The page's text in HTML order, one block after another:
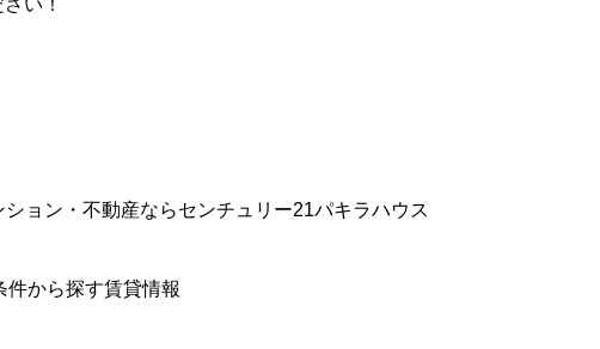
ョン・不動産ならセンチュリー21パキラハウス
件から探す賃貸情報